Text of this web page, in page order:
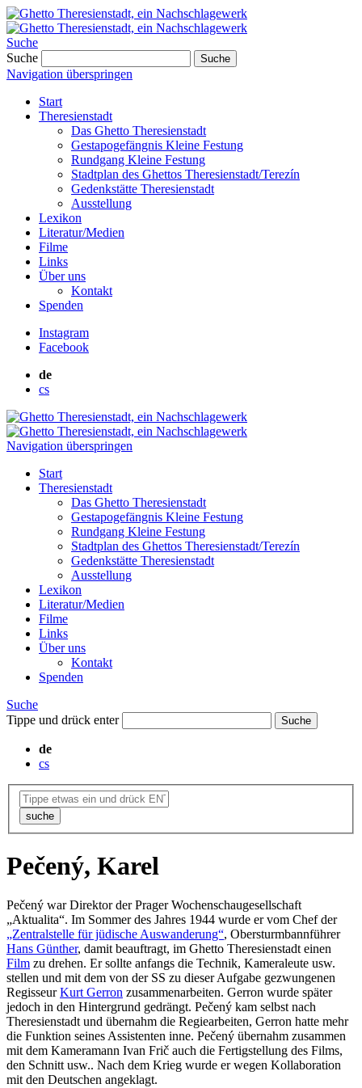
Suche
Suche
Suche
Navigation überspringen
Start
Theresienstadt
Das Ghetto Theresienstadt
Gestapogefängnis Kleine Festung
Rundgang Kleine Festung
Stadtplan des Ghettos Theresienstadt/Terezín
Gedenkstätte Theresienstadt
Ausstellung
Lexikon
Literatur/Medien
Filme
Links
Über uns
Kontakt
Spenden
Instagram
Facebook
de
cs
Navigation überspringen
Start
Theresienstadt
Das Ghetto Theresienstadt
Gestapogefängnis Kleine Festung
Rundgang Kleine Festung
Stadtplan des Ghettos Theresienstadt/Terezín
Gedenkstätte Theresienstadt
Ausstellung
Lexikon
Literatur/Medien
Filme
Links
Über uns
Kontakt
Spenden
Suche
Tippe und drück enter
Suche
de
cs
suche
Pečený, Karel
Pečený war Direktor der Prager Wochenschaugesellschaft
„Aktualita“. Im Sommer des Jahres 1944 wurde er vom Chef der
„Zentralstelle für jüdische Auswanderung“, Obersturmbannführer
Hans Günther, damit beauftragt, im Ghetto Theresienstadt einen
Film zu drehen. Er sollte anfangs die Technik, Kameraleute usw.
stellen und mit dem von der SS zu dieser Aufgabe gezwungenen
RegisseurKurt Gerron zusammenarbeiten. Gerron wurde später
jedoch in den Hintergrund gedrängt. Pečený kam selbst nach
Theresienstadt und übernahm die Regiearbeiten, Gerron hatte mehr
die Funktion seines Assistenten inne. Pečený übernahm zusammen
mit dem Kameramann Ivan Frič auch die Fertigstellung des Films,
den Schnitt usw.. Nach dem Krieg wurde er wegen Kollaboration
mit den Deutschen angeklagt.